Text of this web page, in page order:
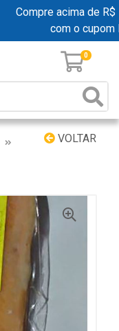
Compre acima de R$
com o cupom
0
VOLTAR